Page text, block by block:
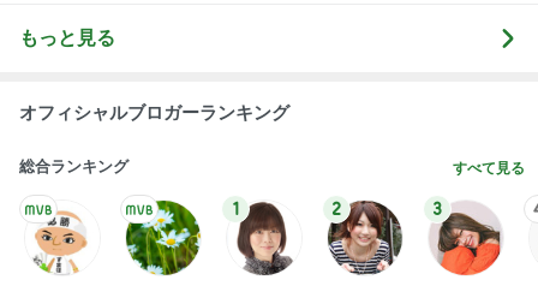
もっと見る
オフィシャルブロガーランキング
総合ランキング すべて見る
1 2 3